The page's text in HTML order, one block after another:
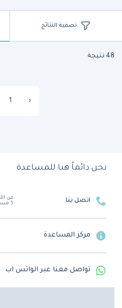
تصفية النتائج
48 نتيجة
‹
1
نحن دائماً هنا للمساعدة
اتصل بنا
5 مساءً
مركز المساعدة
تواصل معنا عبر الواتس اب